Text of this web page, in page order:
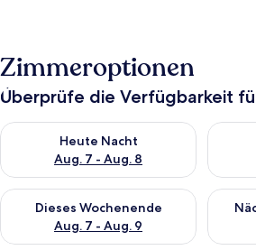
Zimmeroptionen
Überprüfe die Verfügbarkeit
Heute Nacht
Aug. 7 - Aug. 8
Überprüfe die Verfügbarkeit für heute
Dieses Wochenende
Aug. 7 - Aug. 9
Überprüfe die Verfügbarkeit für